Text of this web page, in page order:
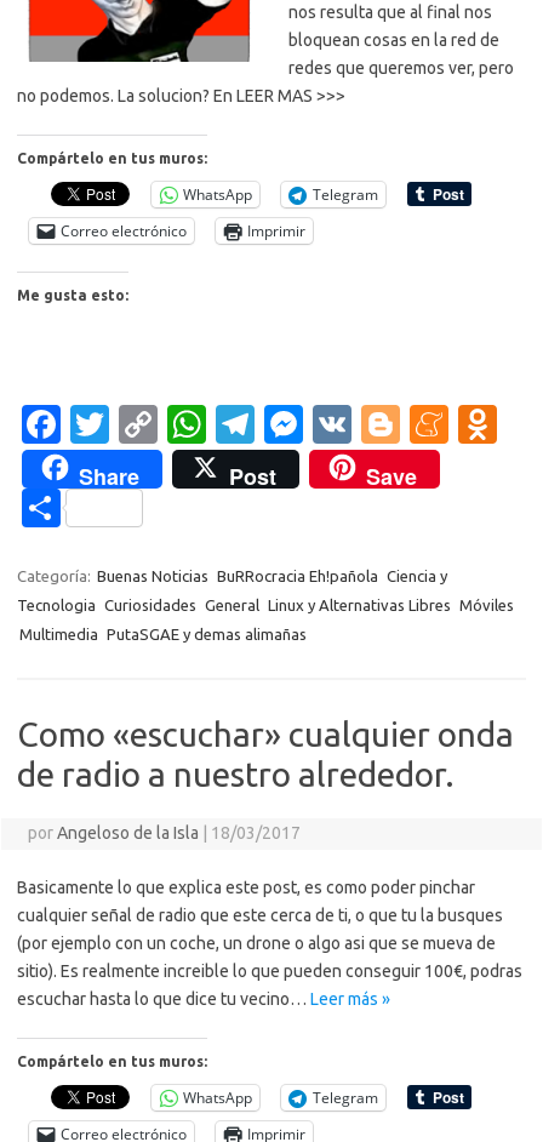
nos resulta que al final nos
bloquean cosas en la red de
redes que queremos ver, pero
no podemos. La solucion? En LEER MAS >>>
Compártelo en tus muros:
WhatsApp
Telegram
Correo electrónico
Imprimir
Me gusta esto:
Fa
c
e
b
o
o
T
w
it
te
r
C
o
p
Li
n
W
h
at
A
p
T
el
e
a
m
M
es
se
g
er
V
K
Bl
o
g
er
M
m as
i
Share Post Save
C
m
p
r
Categoría: Buenas Noticias BuRRocracia Eh!pañola Ciencia y
Tecnologia Curiosidades General Linux y Alternativas Libres Móviles
Multimedia PutaSGAE y demas alimañas
Como «escuchar» cualquier onda
de radio a nuestro alrededor.
porAngeloso de la Isla 18/03/2017
Basicamente lo que explica este post, es como poder pinchar
cualquier señal de radio que este cerca de ti, o que tu la busques
(por ejemplo con un coche, un drone o algo asi que se mueva de
sitio). Es realmente increible lo que pueden conseguir 100€, podras
escuchar hasta lo que dice tu vecino… Leer más »
Compártelo en tus muros:
WhatsApp
Telegram
Correo electrónico
Imprimir